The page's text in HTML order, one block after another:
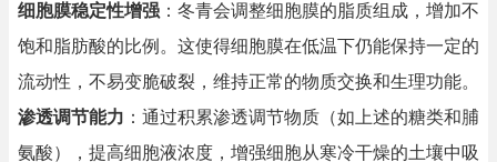
细胞膜稳定性增强 ：冬青会调整细胞膜的脂质组成，增加不
饱和脂肪酸的比例。这使得细胞膜在低温下仍能保持一定的
流动性，不易变脆破裂，维持正常的物质交换和生理功能。
渗透调节能力 ：通过积累渗透调节物质（如上述的糖类和脯
氨酸），提高细胞液浓度，增强细胞从寒冷干燥的土壤中吸